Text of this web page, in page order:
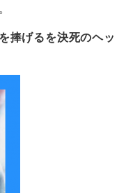
捧げるを決死のヘ